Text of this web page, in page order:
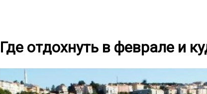
Где отдохнуть в феврале и